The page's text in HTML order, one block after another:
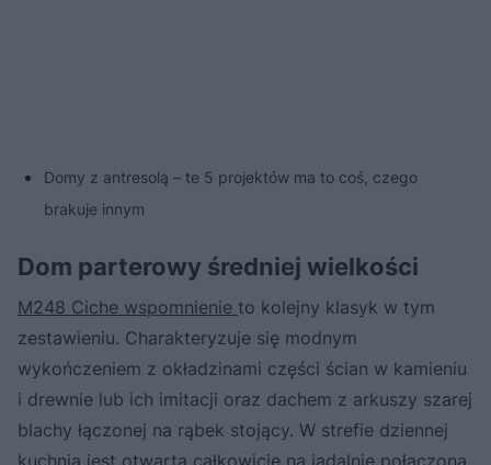
Domy z antresolą – te 5 projektów ma to coś, czego
brakuje innym
Dom parterowy średniej wielkości
M248 Ciche wspomnienie to kolejny klasyk w tym
zestawieniu. Charakteryzuje się modnym
wykończeniem z okładzinami części ścian w kamieniu
i drewnie lub ich imitacji oraz dachem z arkuszy szarej
blachy łączonej na rąbek stojący. W strefie dziennej
kuchnia jest otwarta całkowicie na jadalnię połączoną